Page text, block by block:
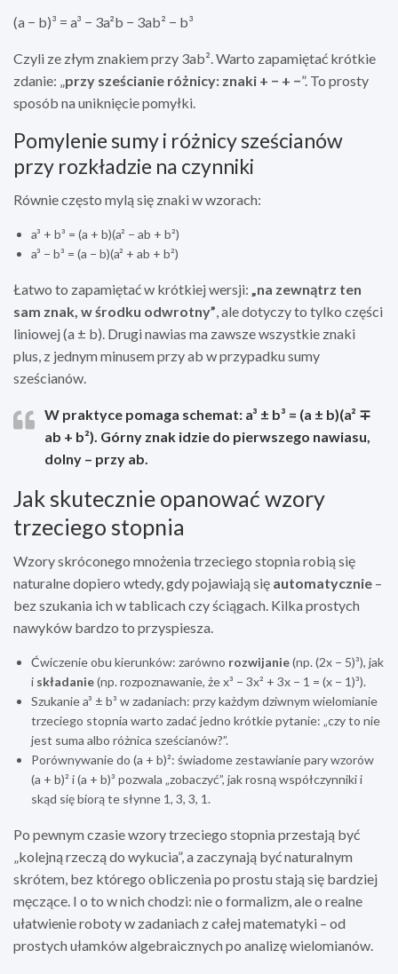
(a − b)³ = a³ − 3a²b − 3ab² − b³
Czyli ze złym znakiem przy 3ab². Warto zapamiętać krótkie
zdanie: „ przy sześcianie różnicy: znaki + − + −”. To prosty
sposób na uniknięcie pomyłki.
Pomylenie sumy i różnicy sześcianów
przy rozkładzie na czynniki
Równie często mylą się znaki w wzorach:
a³ + b³ = (a + b)(a² − ab + b²)
a³ − b³ = (a − b)(a² + ab + b²)
Łatwo to zapamiętać w krótkiej wersji: „na zewnątrz ten
sam znak, w środku odwrotny” , ale dotyczy to tylko części
liniowej (a ± b). Drugi nawias ma zawsze wszystkie znaki
plus, z jednym minusem przy ab w przypadku sumy
sześcianów.
W praktyce pomaga schemat: a³ ± b³ = (a ± b)(a² ∓
ab + b²). Górny znak idzie do pierwszego nawiasu,
dolny – przy ab.
Jak skutecznie opanować wzory
trzeciego stopnia
Wzory skróconego mnożenia trzeciego stopnia robią się
naturalne dopiero wtedy, gdy pojawiają się automatycznie –
bez szukania ich w tablicach czy ściągach. Kilka prostych
nawyków bardzo to przyspiesza.
Ćwiczenie obu kierunków: zarówno rozwijanie(np. (2x − 5)³), jak
i składanie(np. rozpoznawanie, że x³ − 3x² + 3x − 1 = (x − 1)³).
Szukanie a³ ± b³ w zadaniach: przy każdym dziwnym wielomianie
trzeciego stopnia warto zadać jedno krótkie pytanie: „czy to nie
jest suma albo różnica sześcianów?”.
Porównywanie do (a + b)²: świadome zestawianie pary wzorów
(a + b)² i (a + b)³ pozwala „zobaczyć”, jak rosną współczynniki i
skąd się biorą te słynne 1, 3, 3, 1.
Po pewnym czasie wzory trzeciego stopnia przestają być
„kolejną rzeczą do wykucia”, a zaczynają być naturalnym
skrótem, bez którego obliczenia po prostu stają się bardziej
męczące. I o to w nich chodzi: nie o formalizm, ale o realne
ułatwienie roboty w zadaniach z całej matematyki – od
prostych ułamków algebraicznych po analizę wielomianów.